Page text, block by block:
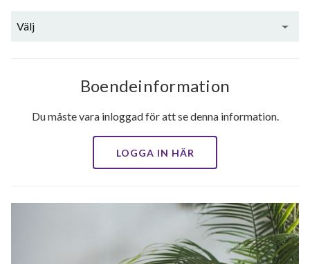
Välj
Boendeinformation
Du måste vara inloggad för att se denna information.
LOGGA IN HÄR